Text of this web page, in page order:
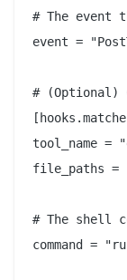
# The event
event =
# (Optional)
tool_name
file_paths
# The shell
command =